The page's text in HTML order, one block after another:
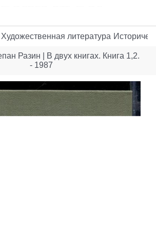
Художественная литература
Разин | В двух книгах. Книга 1,2.
- 1987